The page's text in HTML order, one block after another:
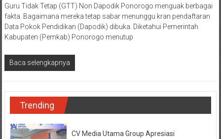
Guru Tidak Tetap (GTT) Non Dapodik Ponorogo menguak berbagai
fakta. Bagaimana mereka tetap sabar menunggu kran pendaftaran
Data Pokok Pendidikan (Dapodik) dibuka. Diketahui Pemerintah
Kabupaten (Pemkab) Ponorogo menutup
Baca selengkapnya
Trending
CV Media Utama Group Apresiasi